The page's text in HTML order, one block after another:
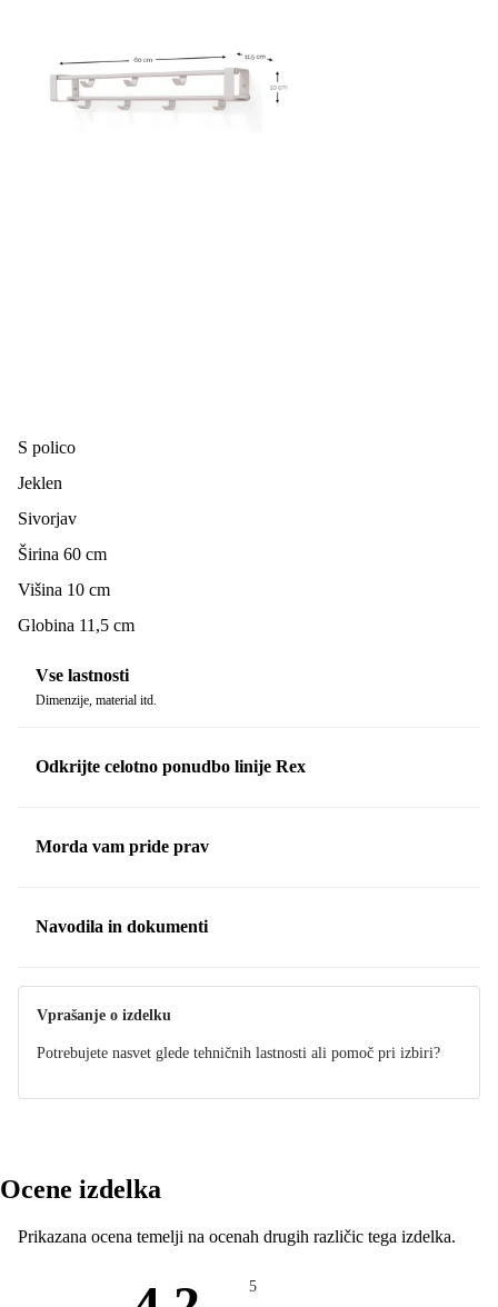
S polico
Jeklen
Sivorjav
Širina 60 cm
Višina 10 cm
Globina 11,5 cm
Vse lastnosti
Dimenzije, material itd.
Odkrijte celotno ponudbo linije Rex
Morda vam pride prav
Navodila in dokumenti
Vprašanje o izdelku
Potrebujete nasvet glede tehničnih lastnosti ali pomoč pri izbiri?
Ocene izdelka
Prikazana ocena temelji na ocenah drugih različic tega izdelka.
5